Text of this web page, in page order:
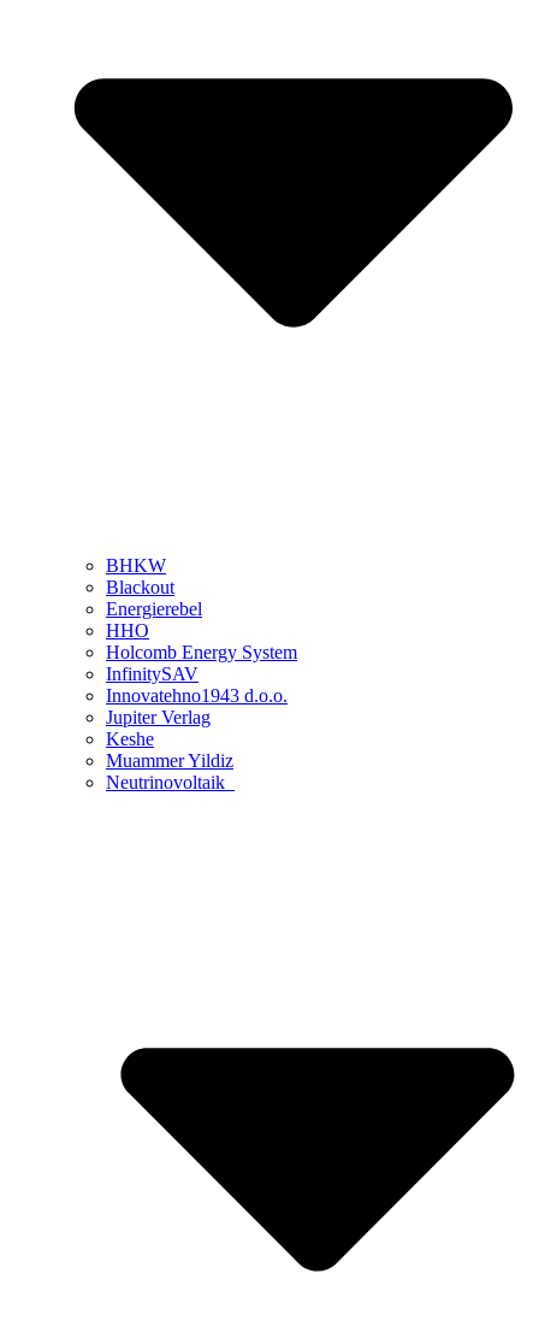
BHKW
Blackout
Energierebel
HHO
Holcomb Energy System
InfinitySAV
Innovatehno1943 d.o.o.
Jupiter Verlag
Keshe
Muammer Yildiz
Neutrinovoltaik